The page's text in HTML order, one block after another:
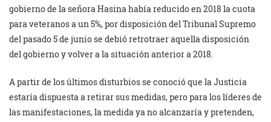
gobierno de la señora Hasina había reducido en 2018 la cuota
para veteranos a un 5%, por disposición del Tribunal Supremo
del pasado 5 de junio se debió retrotraer aquella disposición
del gobierno y volver a la situación anterior a 2018.
A partir de los últimos disturbios se conoció que la Justicia
estaría dispuesta a retirar sus medidas, pero para los líderes de
las manifestaciones, la medida ya no alcanzaría y pretenden,